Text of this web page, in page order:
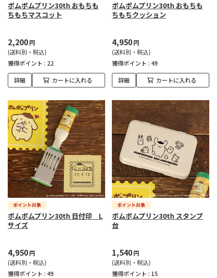
ポムポムプリン30th おもちも
ちもちマスコット
2,200円
(送料別・税込)
獲得ポイント : 22
詳細 カートに入れる
ポムポムプリン30th おもちも
ちもちクッション
4,950円
(送料別・税込)
獲得ポイント : 49
詳細 カートに入れる
ポムポムプリン30th 日付印 L
サイズ
4,950円
(送料別・税込)
獲得ポイント : 49
ポムポムプリン30th スタンプ
台
1,540円
(送料別・税込)
獲得ポイント : 15